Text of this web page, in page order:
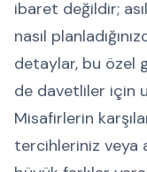
ibaret değildir;
nasıl
detaylar, bu özel
de davetliler için
Misafirlerin
tercihleriniz veya